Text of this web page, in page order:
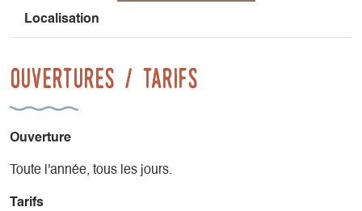
Localisation
Ouvertures / tarifs
Ouverture
Toute l'année, tous les jours.
Tarifs